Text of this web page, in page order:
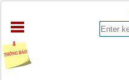
HOME
ABOUT